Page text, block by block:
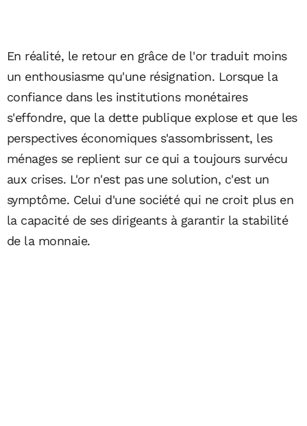
En réalité, le retour en grâce de l'or traduit moins
un enthousiasme qu'une résignation. Lorsque la
confiance dans les institutions monétaires
s'effondre, que la dette publique explose et que les
perspectives économiques s'assombrissent, les
ménages se replient sur ce qui a toujours survécu
aux crises. L'or n'est pas une solution, c'est un
symptôme. Celui d'une société qui ne croit plus en
la capacité de ses dirigeants à garantir la stabilité
de la monnaie.